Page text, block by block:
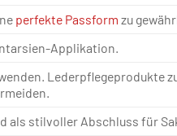
perfekte Passform zu
Applikation.
Lederpflegeprodukte
als stilvoller Abschluss für